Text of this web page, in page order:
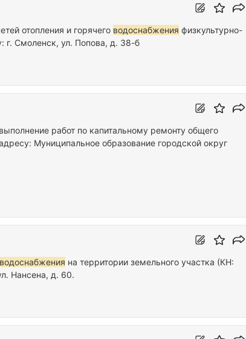
отопления и горячего водоснабжения физкультурно-
г. Смоленск, ул. Попова, д. 38-б
работ по капитальному ремонту общего
Муниципальное образование городской округ
водоснабжения на территории земельного участка (КН:
Нансена, д. 60.